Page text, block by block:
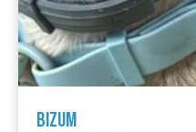
BIZUM